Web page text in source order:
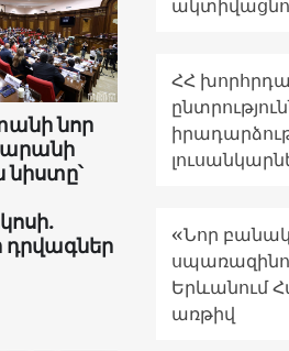
նոր
ՀՀ
«Նոր
Երևանում
առթիվ